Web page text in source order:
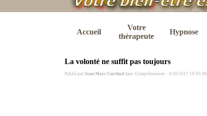
Accueil
Votre
thérapeute
Hypnose
La volonté ne suffit pas toujours
Publié par Jean-Marc Curchod dans Compréhension · 4/10/2017 19:03:00